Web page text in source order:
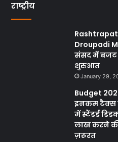
राष्ट्रीय
Droupadi
संसद में बजट
शुरुआत
January 29,
Budget
इनकम टैक्स
में स्टैंडर्ड
लाख करने
ज़रूरत